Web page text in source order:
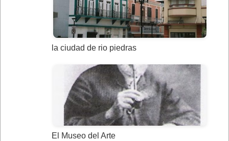
la ciudad de rio piedras
El Museo del Arte